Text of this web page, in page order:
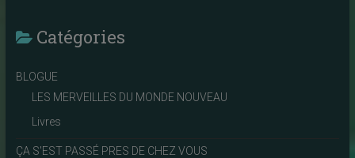
Catégories
BLOGUE
LES MERVEILLES DU MONDE NOUVEAU
Livres
ÇA S'EST PASSÉ PRES DE CHEZ VOUS